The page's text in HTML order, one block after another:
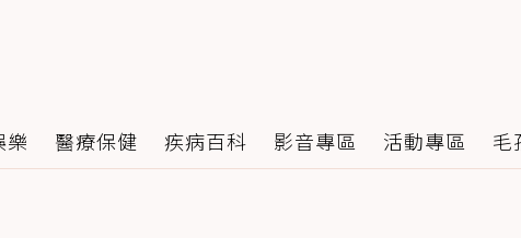
樂 醫療保健 疾病百科 影音專區 活動專區 毛